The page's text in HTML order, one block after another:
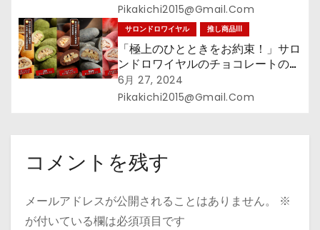
Pikakichi2015@gmail.com
サロンドロワイヤル 推し商品III
「極上のひとときをお約束！」サロ
ンドロワイヤルのチョコレートの魅
力
6月 27, 2024
Pikakichi2015@gmail.com
コメントを残す
メールアドレスが公開されることはありません。
※
が付いている欄は必須項目です